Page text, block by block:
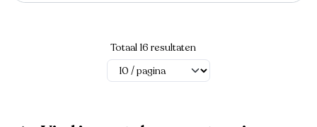
Totaal 16 resultaten